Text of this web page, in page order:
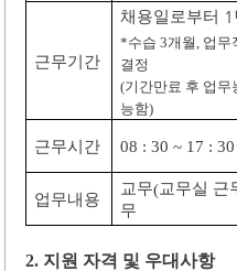
근무기간
채용일로부터 1
*수습3개월, 업무
결정
(기간만료 후 업무
능함)
근무시간 08 : 30 ~ 17 :
업무내용
교무(교무실 근
무
2. 지원 자격 및 우대사항